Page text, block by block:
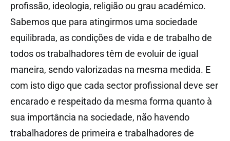
profissão, ideologia, religião ou grau académico.
Sabemos que para atingirmos uma sociedade
equilibrada, as condições de vida e de trabalho de
todos os trabalhadores têm de evoluir de igual
maneira, sendo valorizadas na mesma medida. E
com isto digo que cada sector profissional deve ser
encarado e respeitado da mesma forma quanto à
sua importância na sociedade, não havendo
trabalhadores de primeira e trabalhadores de